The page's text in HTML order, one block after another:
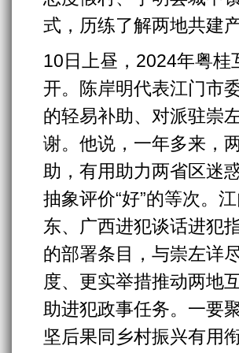
式，历练了解两地共建
10日上昼，2024年粤
开。陈岸明代表江门市
的轻易补助、对派驻崇
谢。他说，一年多来，
助，有用助力两省区迷
抽象评价“好”的等次。
东、广西进犯谈话进犯
的部署条目，与崇左详
度、更实举措推动两地
助进犯政事任务。一要
坚后果同乡村振兴有用